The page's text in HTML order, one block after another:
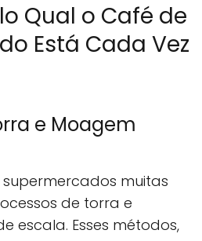
Qual o Café de
Está Cada Vez
e Moagem
muitas
de torra e
escala. Esses métodos,